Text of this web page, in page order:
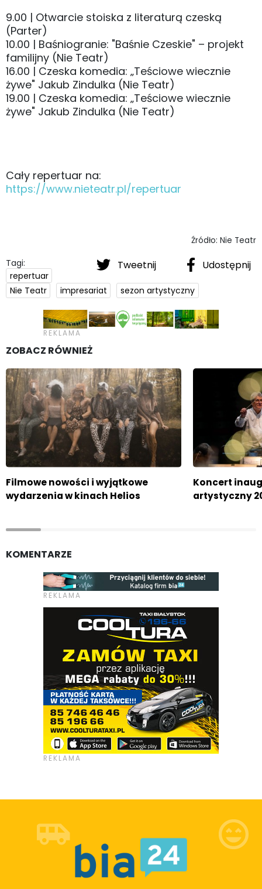
9.00 | Otwarcie stoiska z literaturą czeską
(Parter)
10.00 | Baśniogranie: "Baśnie Czeskie" – projekt
familijny (Nie Teatr)
16.00 | Czeska komedia: „Teściowe wiecznie
żywe" Jakub Zindulka (Nie Teatr)
19.00 | Czeska komedia: „Teściowe wiecznie
żywe" Jakub Zindulka (Nie Teatr)
Cały repertuar na:
https://www.nieteatr.pl/repertuar
Źródło: Nie Teatr
Tweetnij Udostępnij
Tagi:
repertuar
Nie Teatr
impresariat sezon artystyczny
ZOBACZ RÓWNIEŻ
Filmowe nowości i wyjątkowe
wydarzenia w kinach Helios
Koncert
artystyczny
KOMENTARZE